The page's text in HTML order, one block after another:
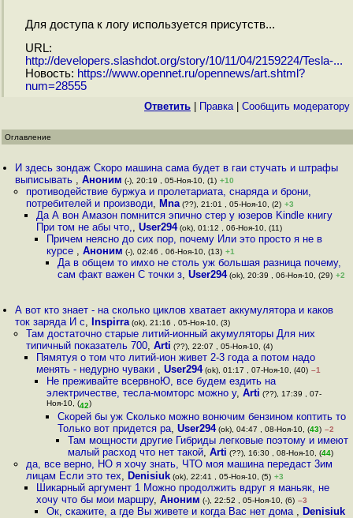
Для доступа к логу используется присутств...
URL:
http://developers.slashdot.org/story/10/11/04/2159224/Tesla-...
Новость: https://www.opennet.ru/opennews/art.shtml?
num=28555
Ответить Правка| Cообщить модератору
Оглавление
И здесь зондаж Скоро машина сама будет в гаи стучать и штрафы
выписывать ,Аноним (-), 20:19 , 05-Ноя-10, (1) +10
противодействие буржуа и пролетариата, снаряда и брони,
потребителей и производи, Mna(??), 21:01 , 05-Ноя-10, (2) +3
Да А вон Амазон помнится эпично стер у юзеров Kindle книгу
При том не абы что,, User294(ok), 01:12 , 06-Ноя-10, (11)
Причем неясно до сих пор, почему Или это просто я не в
курсе ,Аноним (-), 02:46 , 06-Ноя-10, (13) +1
Да в общем то имхо не столь уж большая разница почему,
сам факт важен С точки з, User294(ok), 20:39 , 06-Ноя-10, (29) +2
А вот кто знает - на сколько циклов хватает аккумулятора и каков
ток заряда И с, Inspirra (ok), 21:16 , 05-Ноя-10, (3)
Там достаточно старые литий-ионный акумуляторы Для них
типичный показатель 700, Arti (??), 22:07 , 05-Ноя-10, (4)
Пямятуя о том что литий-ион живет 2-3 года а потом надо
менять - недурно чуваки , User294(ok), 01:17 , 07-Ноя-10, (40) –1
Не преживайте всервноЮ, все будем ездить на
электричестве, тесла-момторс можно у,Arti (??), 17:39 , 07-
Ноя-10, (42)
Скорей бы уж Сколько можно вонючим бензином коптить то
Только вот придется ра, User294(ok), 04:47 , 08-Ноя-10, (43) –2
Там мощности другие Гибриды легковые поэтому и имеют
малый расход что нет такой, Arti (??), 16:30 , 08-Ноя-10, (44)
да, все верно, НО я хочу знать, ЧТО моя машина передаст 3им
лицам Если это тех, Denisiuk(ok), 22:41 , 05-Ноя-10, (5) +3
Шикарный аргумент 1 Можно продолжить вдруг я маньяк, не
хочу что бы мои маршру, Аноним (-), 22:52 , 05-Ноя-10, (6) –3
Ок, скажите, а где Вы живете и когда Вас нет дома , Denisiuk